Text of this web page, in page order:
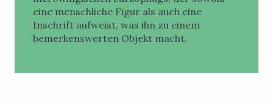
eine menschliche Figur als auch eine
Inschrift aufweist, was ihn zu einem
bemerkenswerten Objekt macht.